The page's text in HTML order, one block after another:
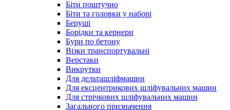
Біти поштучно
Біти та головки у наборі
Беруші
Борідки та кернери
Бури по бетону
Візки транспортувальні
Верстаки
Викрутки
Для дельташліфмашин
Для ексцентрикових шліфувальних машин
Для стрічкових шліфувальних машин
Загального призначення